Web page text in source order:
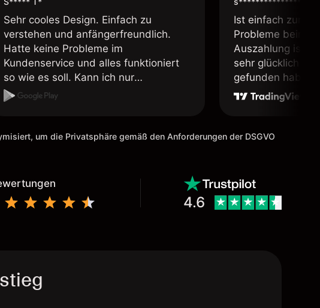
Sehr cooles Design. Einfach zu
verstehen und anfängerfreundlich.
Hatte keine Probleme im
Kundenservice und alles funktioniert
so wie es soll. Kann ich nur
weiterempfehlen.
Ist einfach zum
Probleme beim
Auszahlung ist
sehr glücklich
gefunden habe.
weiter meine
um die Privatsphäre gemäß den Anforderungen der DSGVO
4.6